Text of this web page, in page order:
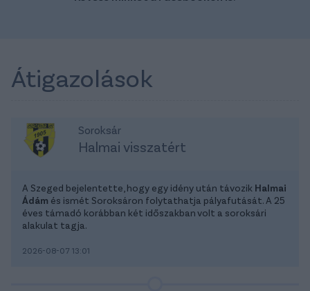
Átigazolások
Soroksár
Halmai visszatért
A Szeged bejelentette, hogy egy idény után távozik Halmai
Ádám és ismét Soroksáron folytathatja pályafutását. A 25
éves támadó korábban két időszakban volt a soroksári
alakulat tagja.
2026-08-07 13:01